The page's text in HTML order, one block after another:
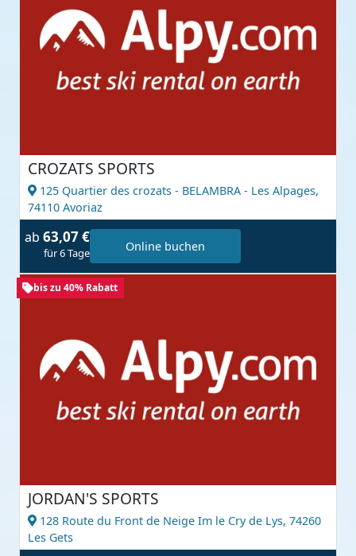
CROZATS SPORTS
125 Quartier des crozats - BELAMBRA - Les Alpages,
74110 Avoriaz
ab 63,07 €
für 6 Tage Online buchen
bis zu 40% Rabatt
JORDAN'S SPORTS
128 Route du Front de Neige Im le Cry de Lys, 74260
Les Gets